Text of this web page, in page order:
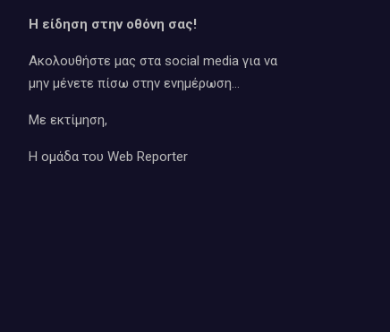
Η είδηση στην οθόνη σας!
Ακολουθήστε μας στα social media για να
μην μένετε πίσω στην ενημέρωση…
Με εκτίμηση,
Η ομάδα του Web Reporter